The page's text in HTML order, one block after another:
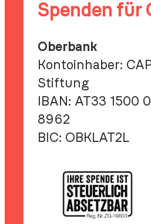
Spenden für
Oberbank
Kontoinhaber:
Stiftung
IBAN: AT33 1500
8962
BIC: OBKLAT2L